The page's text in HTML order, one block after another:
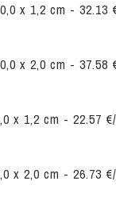
x 1,2 cm - 32.13
x 2,0 cm - 37.58
x 1,2 cm - 22.57
x 2,0 cm - 26.73